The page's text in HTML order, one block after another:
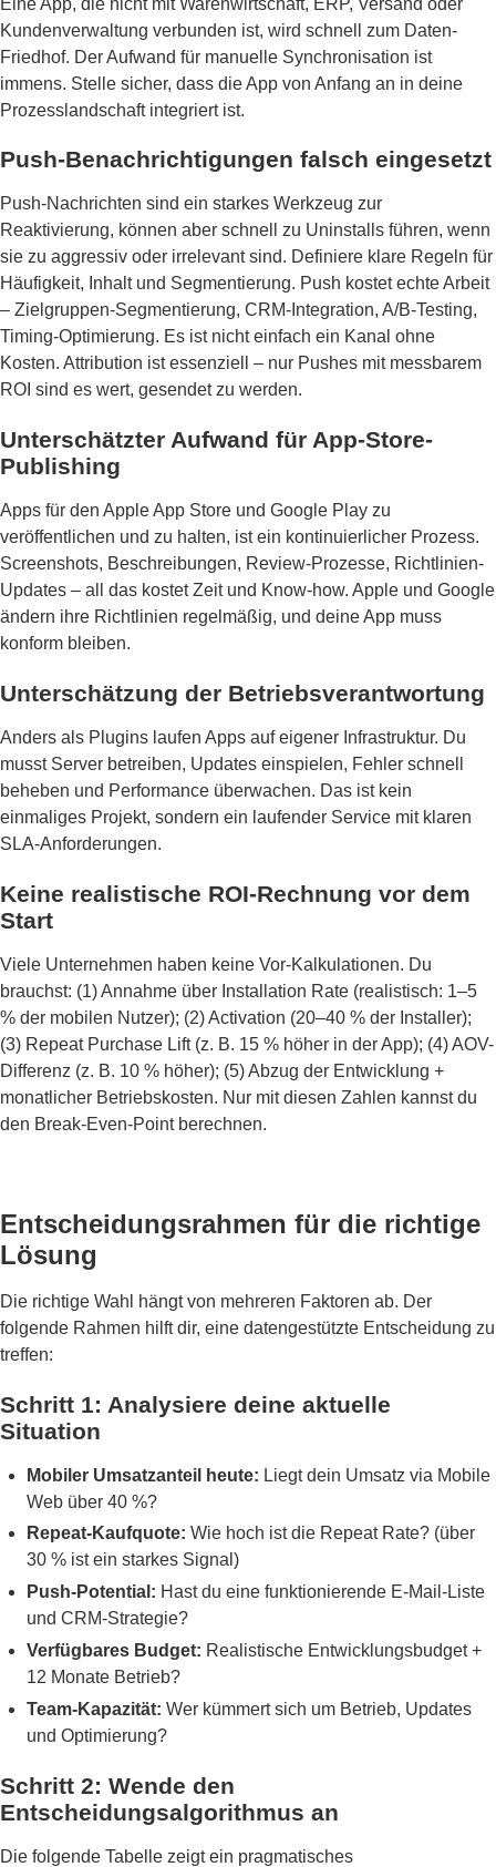
Kundenverwaltung verbunden ist, wird schnell zum Daten-
Friedhof. Der Aufwand für manuelle Synchronisation ist
immens. Stelle sicher, dass die App von Anfang an in deine
Prozesslandschaft integriert ist.
Push-Benachrichtigungen falsch eingesetzt
Push-Nachrichten sind ein starkes Werkzeug zur
Reaktivierung, können aber schnell zu Uninstalls führen, wenn
sie zu aggressiv oder irrelevant sind. Definiere klare Regeln für
Häufigkeit, Inhalt und Segmentierung. Push kostet echte Arbeit
– Zielgruppen-Segmentierung, CRM-Integration, A/B-Testing,
Timing-Optimierung. Es ist nicht einfach ein Kanal ohne
Kosten. Attribution ist essenziell – nur Pushes mit messbarem
ROI sind es wert, gesendet zu werden.
Unterschätzter Aufwand für App-Store-
Publishing
Apps für den Apple App Store und Google Play zu
veröffentlichen und zu halten, ist ein kontinuierlicher Prozess.
Screenshots, Beschreibungen, Review-Prozesse, Richtlinien-
Updates – all das kostet Zeit und Know-how. Apple und Google
ändern ihre Richtlinien regelmäßig, und deine App muss
konform bleiben.
Unterschätzung der Betriebsverantwortung
Anders als Plugins laufen Apps auf eigener Infrastruktur. Du
musst Server betreiben, Updates einspielen, Fehler schnell
beheben und Performance überwachen. Das ist kein
einmaliges Projekt, sondern ein laufender Service mit klaren
SLA-Anforderungen.
Keine realistische ROI-Rechnung vor dem
Start
Viele Unternehmen haben keine Vor-Kalkulationen. Du
brauchst: (1) Annahme über Installation Rate (realistisch: 1–5
% der mobilen Nutzer); (2) Activation (20–40 % der Installer);
(3) Repeat Purchase Lift (z. B. 15 % höher in der App); (4) AOV-
Differenz (z. B. 10 % höher); (5) Abzug der Entwicklung +
monatlicher Betriebskosten. Nur mit diesen Zahlen kannst du
den Break-Even-Point berechnen.
Entscheidungsrahmen für die richtige
Lösung
Die richtige Wahl hängt von mehreren Faktoren ab. Der
folgende Rahmen hilft dir, eine datengestützte Entscheidung zu
treffen:
Schritt 1: Analysiere deine aktuelle
Situation
Mobiler Umsatzanteil heute: Liegt dein Umsatz via Mobile
Web über 40 %?
Repeat-Kaufquote: Wie hoch ist die Repeat Rate? (über
30 % ist ein starkes Signal)
Push-Potential: Hast du eine funktionierende E-Mail-Liste
und CRM-Strategie?
Verfügbares Budget: Realistische Entwicklungsbudget +
12 Monate Betrieb?
Team-Kapazität: Wer kümmert sich um Betrieb, Updates
und Optimierung?
Schritt 2: Wende den
Entscheidungsalgorithmus an
Die folgende Tabelle zeigt ein pragmatisches